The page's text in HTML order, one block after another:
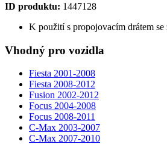
ID produktu: 1447128
K použití s propojovacím drátem
Vhodný pro vozidla
Fiesta 2001-2008
Fiesta 2008-2012
Fusion 2002-2012
Focus 2004-2008
Focus 2008-2011
C-Max 2003-2007
C-Max 2007-2010